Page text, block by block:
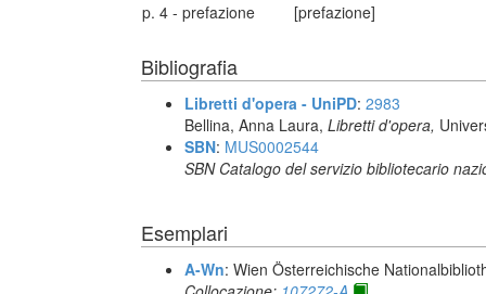
p. 4 - prefazione
[prefazione]
Bibliografia
Libretti d'opera - UniPD: 2983
Bellina, Anna Laura, Libretti d'opera,
SBN: MUS0002544
SBN Catalogo del servizio bibliotecario
Esemplari
A-Wn: Wien Österreichische